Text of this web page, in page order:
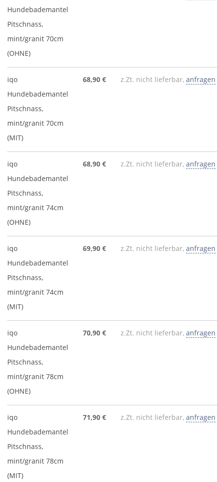
Hundebademantel
Pitschnass,
mint/granit 70cm
(OHNE)
iqo
Hundebademantel
Pitschnass,
mint/granit 70cm
(MIT)
68,90 € z.Zt. nicht lieferbar, anfragen
iqo
Hundebademantel
Pitschnass,
mint/granit 74cm
(OHNE)
68,90 € z.Zt. nicht lieferbar, anfragen
iqo
Hundebademantel
Pitschnass,
mint/granit 74cm
(MIT)
69,90 € z.Zt. nicht lieferbar, anfragen
iqo
Hundebademantel
Pitschnass,
mint/granit 78cm
(OHNE)
70,90 € z.Zt. nicht lieferbar, anfragen
iqo
Hundebademantel
Pitschnass,
mint/granit 78cm
(MIT)
71,90 € z.Zt. nicht lieferbar, anfragen